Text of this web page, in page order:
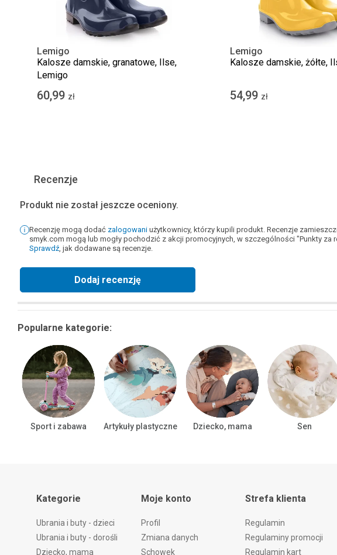
Lemigo
Kalosze damskie, granatowe, Ilse,
Lemigo
60,99 zł
Lemigo
Kalosze damskie, żółte,
54,99 zł
Recenzje
Produkt nie został jeszcze oceniony.
Recenzję mogą dodać zalogowani użytkownicy, którzy kupili produkt. Recenzje
smyk.com mogą lub mogły pochodzić z akcji promocyjnych, w szczególności "Punkty za
Sprawdź, jak dodawane są recenzje.
Dodaj recenzję
Popularne kategorie:
Sport i zabawa Artykuły plastyczne Dziecko, mama Sen
Kategorie
Ubrania i buty - dzieci
Ubrania i buty - dorośli
Dziecko, mama
Moje konto
Profil
Zmiana danych
Schowek
Strefa klienta
Regulamin
Regulaminy promocji
Regulamin kart